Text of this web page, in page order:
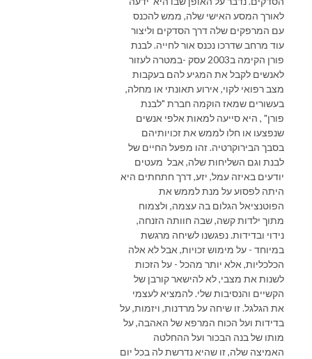
לאורך המסע האישי שלה, ממש להכנס
עם המרפקים שלה דרך הסדקים וליצור
עוד מרחב שדרכו נכנס אור לחייה. לבנת
פורן הקימה ב2003 עסק -במטרה לעזור
לאנשים לקבל את המגיע להם בעקבות
מצב רפואי לקוי, אירוע תאונתי או מחלה,
בעשורים שמאז הוקמה חברת "לבנת
פורן" , היא סייעה למאות אלפי אנשים
שנפצעו או חלו לממש את זכויותיהם
בסבך הבירוקרטיה. זהו מפעל החיים של
לבנת וגם השליחות שלה, אבל מעטים
יודעים באיזה עמל, יזע, דרך חתחתים היא
היתה לפסוע על מנת לממש את
הפוטנציאל הגלום בה עצמה, ולצמוח
מתוך ילדות קשה, שבה חוותה הזנחה,
נידוי ובדידות. נפגשנו לשיחה מרגשת
במיוחד - על מימוש זכויות, אבל לא אלה
הכלכליות, אלא יותר מהכל - על הזכות
לשנות את מצבי, לא להישאר קורבן של
הקשיים והנסיבות שלי. להמציא לעצמי
את הגלגל. זו שיחה על מרדנות, ויזמות, על
בדידות ועל הכוח המרפא של האהבה, על
מותו של בנה הבכור ועל ההחלטה
האמיצה שלה, זו שהיא נדרשת לה בכל יום